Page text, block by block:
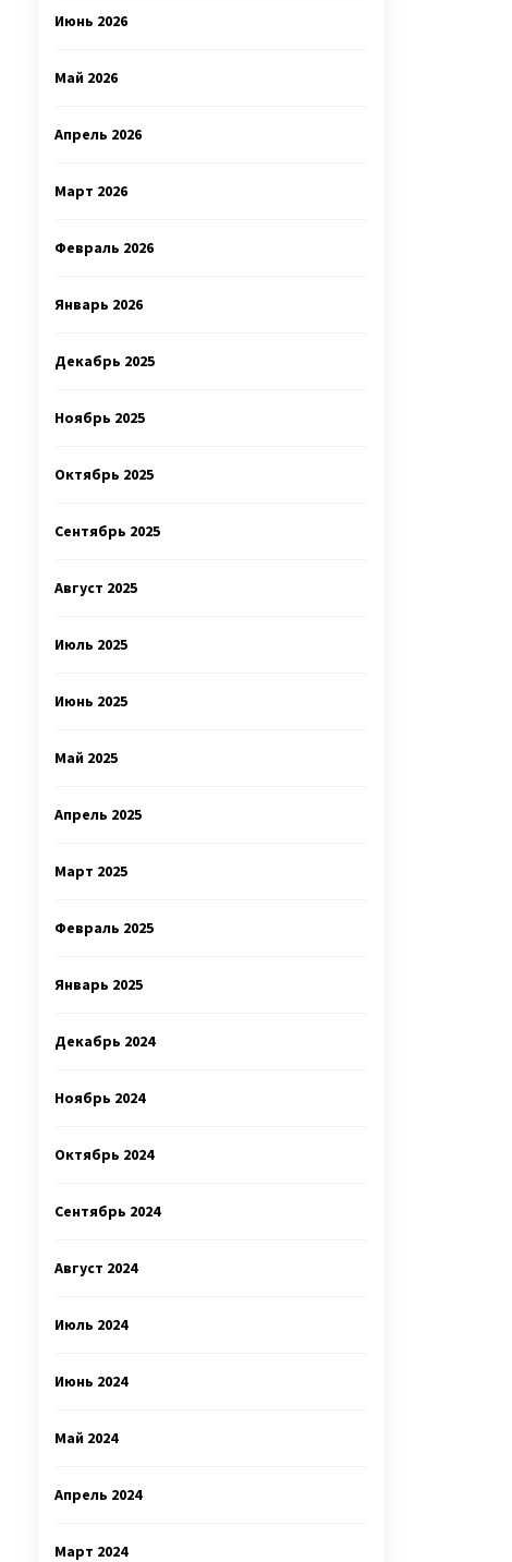
Июнь 2026
Май 2026
Апрель 2026
Март 2026
Февраль 2026
Январь 2026
Декабрь 2025
Ноябрь 2025
Октябрь 2025
Сентябрь 2025
Август 2025
Июль 2025
Июнь 2025
Май 2025
Апрель 2025
Март 2025
Февраль 2025
Январь 2025
Декабрь 2024
Ноябрь 2024
Октябрь 2024
Сентябрь 2024
Август 2024
Июль 2024
Июнь 2024
Май 2024
Апрель 2024
Март 2024